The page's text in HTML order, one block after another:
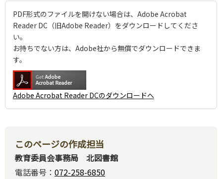
PDF形式のファイルを開けない場合は、Adobe Acrobat
Reader DC（旧Adobe Reader）をダウンロードしてくださ
い。
お持ちでない方は、Adobe社から無償でダウンロードできま
す。
Adobe Acrobat Reader DCのダウンロードへ
このページの作成担当
教育委員会事務局 北図書館
電話番号： 072-258-6850